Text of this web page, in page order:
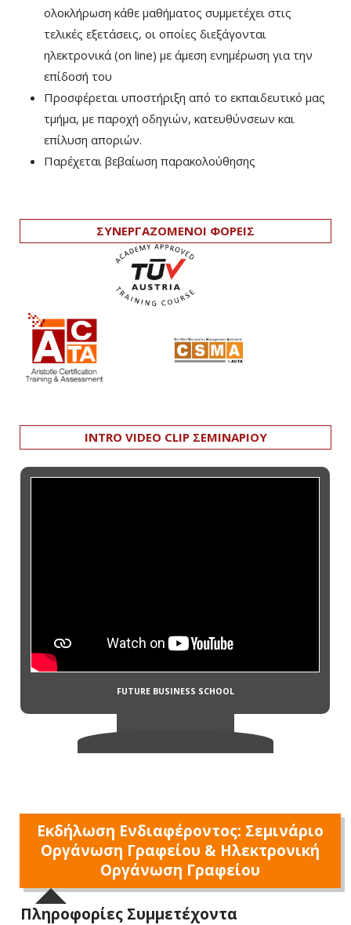
ολοκλήρωση κάθε μαθήματος συμμετέχει στις
τελικές εξετάσεις, οι οποίες διεξάγονται
ηλεκτρονικά (on line) με άμεση ενημέρωση για την
επίδοσή του
Προσφέρεται υποστήριξη από το εκπαιδευτικό μας
τμήμα, με παροχή οδηγιών, κατευθύνσεων και
επίλυση αποριών.
Παρέχεται βεβαίωση παρακολούθησης
ΣΥΝΕΡΓΑΖΟΜΕΝΟΙ ΦΟΡΕΙΣ
INTRO VIDEO CLIP ΣΕΜΙΝΑΡΙΟΥ
Εκδήλωση Ενδιαφέροντος: Σεμινάριο
Οργάνωση Γραφείου & Ηλεκτρονική
Οργάνωση Γραφείου
Πληροφορίες Συμμετέχοντα